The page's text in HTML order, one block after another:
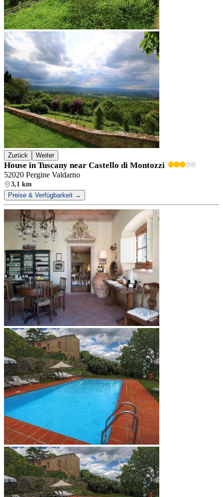
Zurück Weiter
House in Tuscany near Castello di Montozzi
52020 Pergine Valdarno
3,1 km
Preise & Verfügbarkeit →